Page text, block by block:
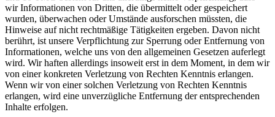
wir Informationen von Dritten, die übermittelt oder gespeichert
wurden, überwachen oder Umstände ausforschen müssten, die
Hinweise auf nicht rechtmäßige Tätigkeiten ergeben. Davon nicht
berührt, ist unsere Verpflichtung zur Sperrung oder Entfernung von
Informationen, welche uns von den allgemeinen Gesetzen auferlegt
wird. Wir haften allerdings insoweit erst in dem Moment, in dem wir
von einer konkreten Verletzung von Rechten Kenntnis erlangen.
Wenn wir von einer solchen Verletzung von Rechten Kenntnis
erlangen, wird eine unverzügliche Entfernung der entsprechenden
Inhalte erfolgen.